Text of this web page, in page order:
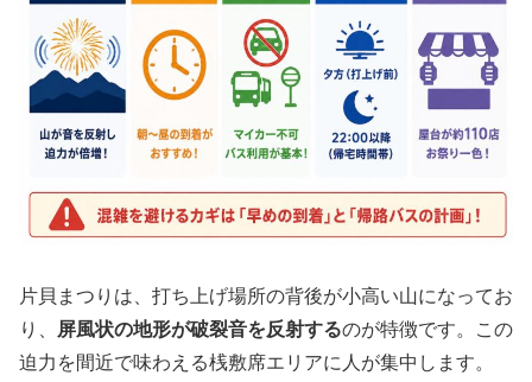
片貝まつりは、打ち上げ場所の背後が小高い山になってお
り、
屏風状の地形が破裂音を反射するのが特徴です。この
迫力を間近で味わえる桟敷席エリアに人が集中します。